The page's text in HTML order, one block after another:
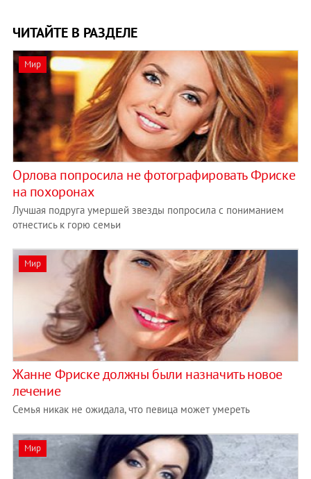
ЧИТАЙТЕ В РАЗДЕЛЕ
Мир
Орлова попросила не фотографировать Фриске
на похоронах
Лучшая подруга умершей звезды попросила с пониманием
отнестись к горю семьи
Мир
Жанне Фриске должны были назначить новое
лечение
Семья никак не ожидала, что певица может умереть
Мир